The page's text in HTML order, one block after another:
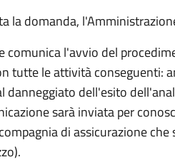
la domanda,
comunica l'avvio del
tutte le attività conseguenti:
danneggiato dell'esito
sarà inviata per
di assicurazione